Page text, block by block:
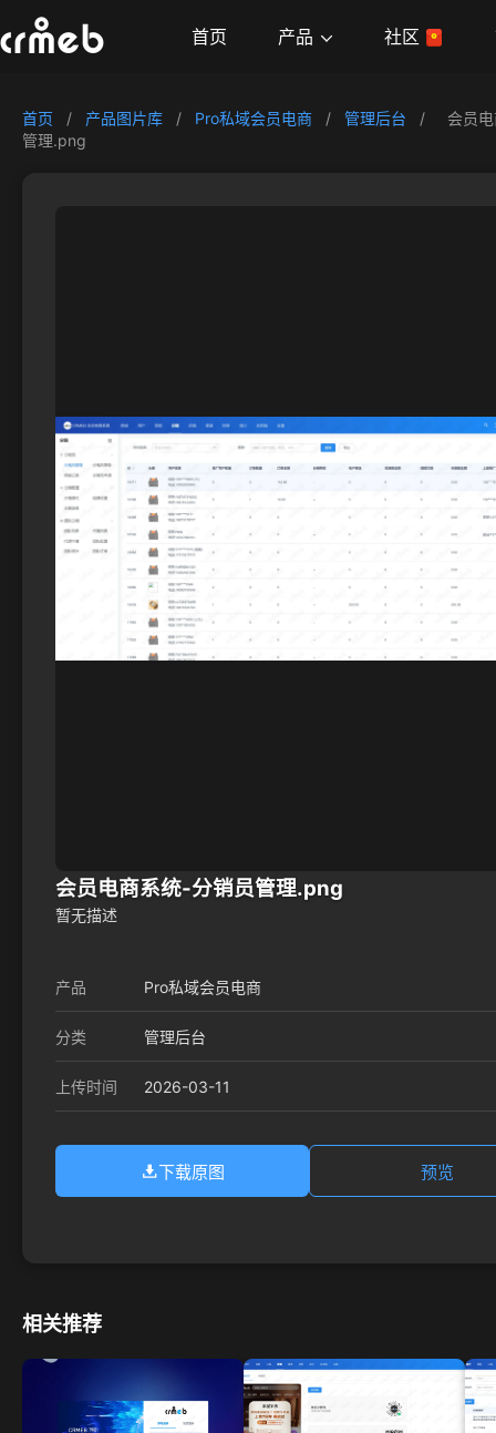
首页 产品 社区
首页 / 产品图片库 / Pro私域会员电商 / 管理后台 /
会员
管理.png
会员电商系统-分销员管理.png
暂无描述
产品 Pro私域会员电商
分类 管理后台
上传时间 2026-03-11
下载原图 预览
相关推荐